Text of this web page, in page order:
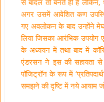
से बादल तो बनते ही हैं
अगर उसमें आवेशित कण
गए अवलोकन के बाद उन्होंने
लिया जिसका आरंभिक उपयोग
के अध्ययन में तथा बाद में
एंडरसन ने इस की सहायता से
पॉजिट्रॉन के रूप में
समझने की दृष्टि में नये आयाम